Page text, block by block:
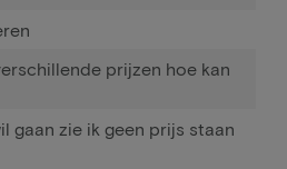
prijzen hoe kan
gaan zie ik geen prijs staan